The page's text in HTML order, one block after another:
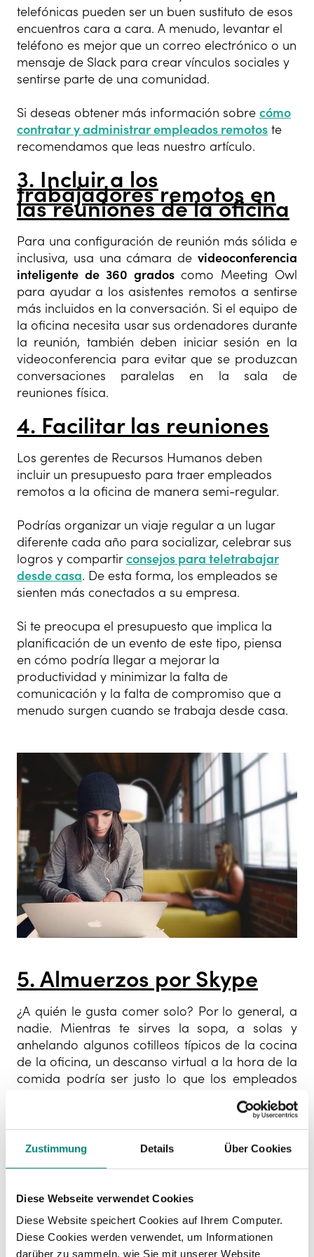
Zustimmung Details Über Cookies
Diese Webseite verwendet Cookies
Diese Website speichert Cookies auf Ihrem Computer.
Diese Cookies werden verwendet, um Informationen
darüber zu sammeln, wie Sie mit unserer Website
telefónicas pueden ser un buen sustituto de esos
encuentros cara a cara. A menudo, levantar el
teléfono es mejor que un correo electrónico o un
mensaje de Slack para crear vínculos sociales y
sentirse parte de una comunidad.
Si deseas obtener más información sobre cómo
contratar y administrar empleados remotos te
recomendamos que leas nuestro artículo.
3. Incluir a los
trabajadores remotos en
las reuniones de la oficina
Para una configuración de reunión más sólida e
inclusiva, usa una cámara de videoconferencia
inteligente de 360 ​​gradoscomo Meeting Owl
para ayudar a los asistentes remotos a sentirse
más incluidos en la conversación. Si el equipo de
la oficina necesita usar sus ordenadores durante
la reunión, también deben iniciar sesión en la
videoconferencia para evitar que se produzcan
conversaciones paralelas en la sala de
reuniones física.
4. Facilitar las reuniones
Los gerentes de Recursos Humanos deben
incluir un presupuesto para traer empleados
remotos a la oficina de manera semi-regular.
Podrías organizar un viaje regular a un lugar
diferente cada año para socializar, celebrar sus
logros y compartirconsejos para teletrabajar
desde casa. De esta forma, los empleados se
sienten más conectados a su empresa.
Si te preocupa el presupuesto que implica la
planificación de un evento de este tipo, piensa
en cómo podría llegar a mejorar la
productividad y minimizar la falta de
comunicación y la falta de compromiso que a
menudo surgen cuando se trabaja desde casa.
5. Almuerzos por Skype
¿A quién le gusta comer solo? Por lo general, a
nadie. Mientras te sirves la sopa, a solas y
anhelando algunos cotilleos típicos de la cocina
de la oficina, un descanso virtual a la hora de la
comida podría ser justo lo que los empleados
Propón una quedada para comer en Slack o
Skype y permite a los empleados conversar
6. Eventos de networking
profesionales
Losautónomos y los emprendedoresson